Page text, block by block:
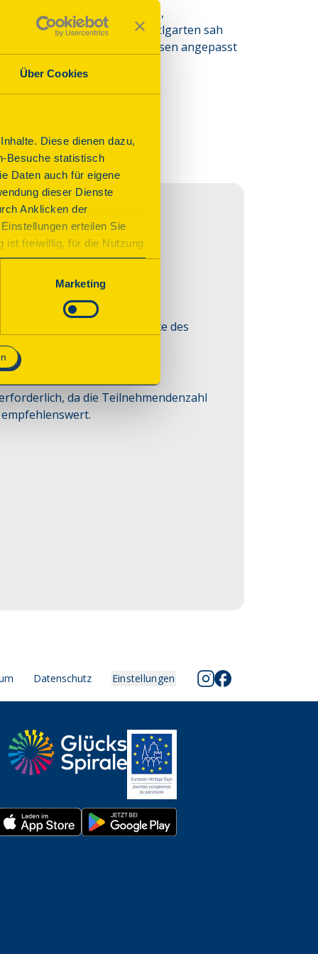
Über Cookies
Diese dienen dazu,
Besuche statistisch
Daten auch für eigene
dieser Dienste
Anklicken der
erteilen Sie
ist freiwillig, für die Nutzung
Sie das Consent Tool
notwendig und für den
Marketing
Kloster und Gasthaus,
am Prantlgarten sah
wurde es neuen Bedürfnissen angepasst
in die wechselvolle Geschichte des
da die Teilnehmendenzahl
Datenschutz Einstellungen